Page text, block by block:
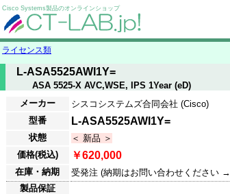
Cisco Systems製品のオンラインショップ
ライセンス類
L-ASA5525AWI1Y=
ASA 5525-X AVC,WSE, IPS 1Year (eD)
メーカー
シスコシステムズ合同会社 (Cisco)
型番
L-ASA5525AWI1Y=
状態
＜ 新品 ＞
価格(税込)
￥620,000
在庫・納期 受発注 (納期はお問い合わせください →
製品保証